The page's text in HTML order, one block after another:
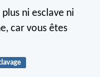
ni esclave ni
car vous êtes